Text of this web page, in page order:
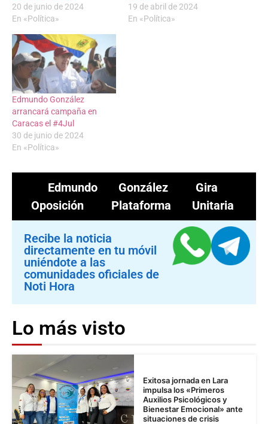
20 de junio de 2024
En «Política»
19 de abril de 2024
En «Política»
Edmundo González
arrancará campaña en
Caracas el #4Jul
30 de junio de 2024
En «Política»
Edmundo González
Gira
Oposición
Plataforma Unitaria
Recibe la noticia
directamente en tu móvil
uniéndote a las
comunidades oficiales de
Noti Hora
Lo más visto
Exitosa jornada en Lara
impulsa los «Primeros
Auxilios Psicológicos y
Bienestar Emocional» ante
situaciones de crisis